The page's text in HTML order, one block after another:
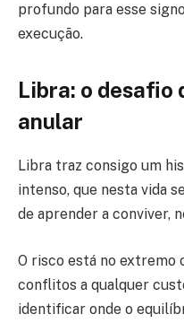
profundo para esse
execução.
Libra: o desafio
anular
Libra traz consigo um
intenso, que nesta vida
de aprender a conviver,
O risco está no extremo
conflitos a qualquer
identificar onde o